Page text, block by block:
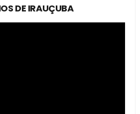
DE IRAUÇUBA